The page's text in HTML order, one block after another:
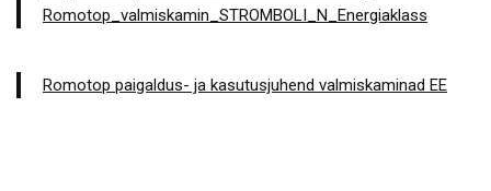
Romotop_valmiskamin_STROMBOLI_N_Energiaklass
Romotop paigaldus- ja kasutusjuhend valmiskaminad EE